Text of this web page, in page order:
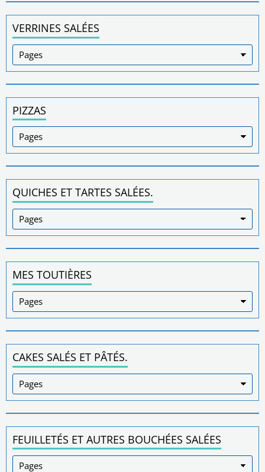
VERRINES SALÉES
PIZZAS
QUICHES ET TARTES SALÉES.
MES TOUTIÈRES
CAKES SALÉS ET PÂTÉS.
FEUILLETÉS ET AUTRES BOUCHÉES SALÉES